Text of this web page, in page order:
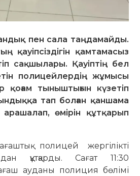
пен сала таңдамайды.
қауіпсіздігін қамтамасыз
сақшылары. Қауіптің бел
полицейлердің жұмысы
тыныштығын күзетіп
тап болған қаншама
өмірін құтқарып
полицей жергілікті
құтқарды. Сағат 11:30
ауданы полиция бөлімі